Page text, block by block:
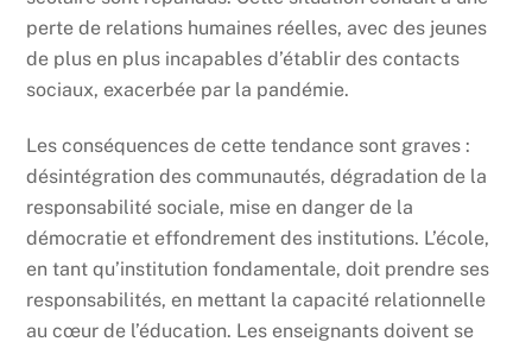
perte de relations humaines réelles, avec des jeunes
de plus en plus incapables d’établir des contacts
sociaux, exacerbée par la pandémie.
Les conséquences de cette tendance sont graves :
désintégration des communautés, dégradation de la
responsabilité sociale, mise en danger de la
démocratie et effondrement des institutions. L’école,
en tant qu’institution fondamentale, doit prendre ses
responsabilités, en mettant la capacité relationnelle
au cœur de l’éducation. Les enseignants doivent se